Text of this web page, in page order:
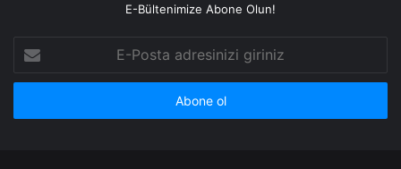
E-Bültenimize Abone Olun!
Posta
adresinizi